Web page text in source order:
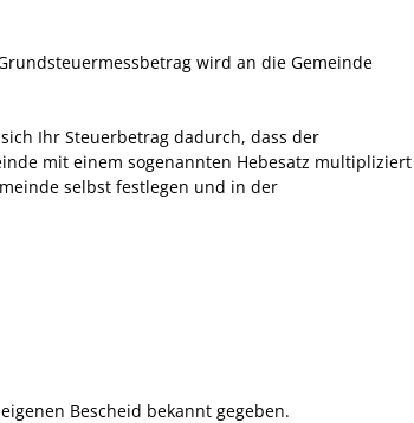
wird an die Gemeinde
Ihr Steuerbetrag dadurch, dass der
mit einem sogenannten Hebesatz multipliziert
selbst festlegen und in der
Bescheid bekannt gegeben.